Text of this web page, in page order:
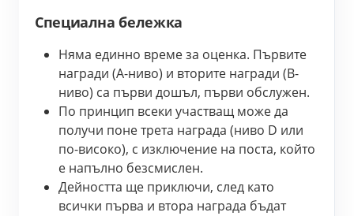
Специална бележка
Няма единно време за оценка. Първите
награди (A-ниво) и вторите награди (B-
ниво) са първи дошъл, първи обслужен.
По принцип всеки участващ може да
получи поне трета награда (ниво D или
по-високо), с изключение на поста, който
е напълно безсмислен.
Дейността ще приключи, след като
всички първа и втора награда бъдат